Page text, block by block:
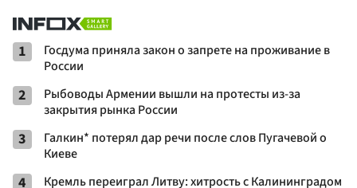
1
Госдума приняла закон о запрете на проживание в
России
2
Рыбоводы Армении вышли на протесты из-за
закрытия рынка России
3
Галкин* потерял дар речи после слов Пугачевой о
Киеве
4
Кремль переиграл Литву: хитрость с Калининградом